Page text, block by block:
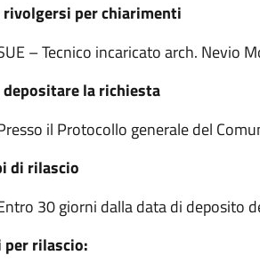
rivolgersi per chiarimenti
– Tecnico incaricato arch. Nevio
depositare la richiesta
il Protocollo generale del
di rilascio
30 giorni dalla data di deposito
per rilascio: